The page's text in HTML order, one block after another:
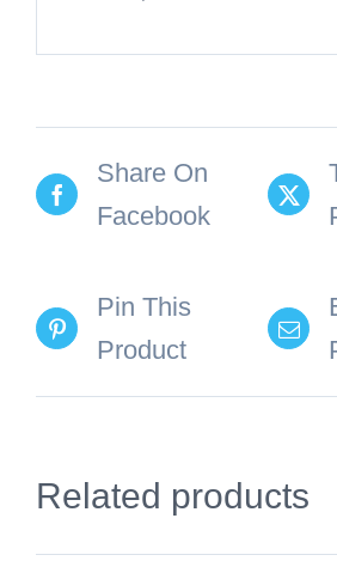
Share On
Facebook
Pin This
Product
Related products